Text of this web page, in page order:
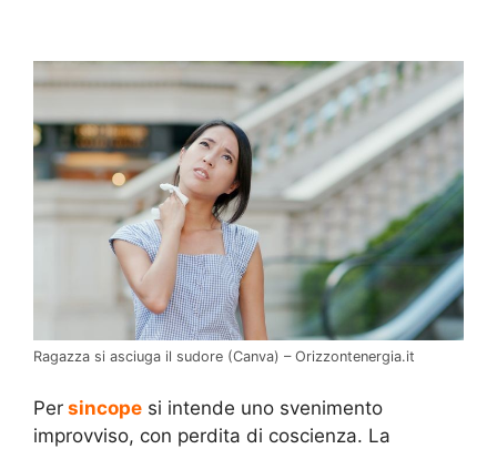
Ragazza si asciuga il sudore (Canva) – Orizzontenergia.it
Per sincope si intende uno svenimento
improvviso, con perdita di coscienza. La